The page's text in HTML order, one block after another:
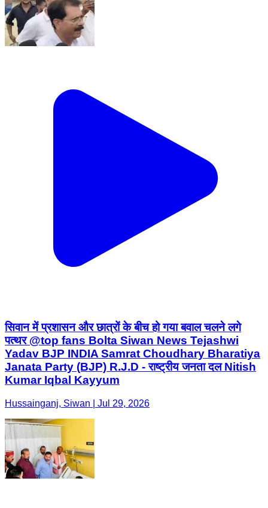
सिवान में प्रशासन और छात्रों के बीच हो गया बवाल चलने लगे
पत्थर @top fans Bolta Siwan News Tejashwi
Yadav BJP INDIA Samrat Choudhary Bharatiya
Janata Party (BJP) R.J.D - राष्ट्रीय जनता दल Nitish
Kumar Iqbal Kayyum
Hussainganj, Siwan | Jul 29, 2026